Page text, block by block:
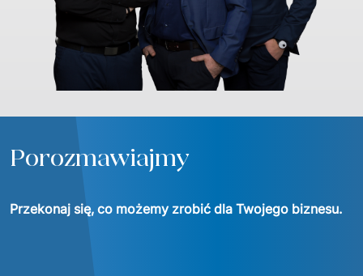
Porozmawiajmy
Przekonaj się, co możemy zrobić dla Twojego biznesu.